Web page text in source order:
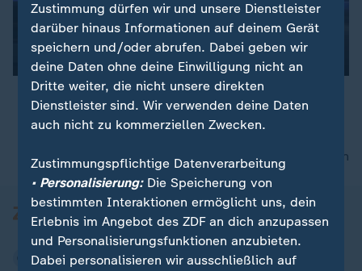
00:04
nach oben
Zustimmung dürfen wir und unsere Dienstleister
darüber hinaus Informationen auf deinem Gerät
speichern und/oder abrufen. Dabei geben wir
deine Daten ohne deine Einwilligung nicht an
Dritte weiter, die nicht unsere direkten
Dienstleister sind. Wir verwenden deine Daten
auch nicht zu kommerziellen Zwecken.
Zustimmungspflichtige Datenverarbeitung
• Personalisierung:Die Speicherung von
bestimmten Interaktionen ermöglicht uns, dein
Erlebnis im Angebot des ZDF an dich anzupassen
und Personalisierungsfunktionen anzubieten.
Dabei personalisieren wir ausschließlich auf